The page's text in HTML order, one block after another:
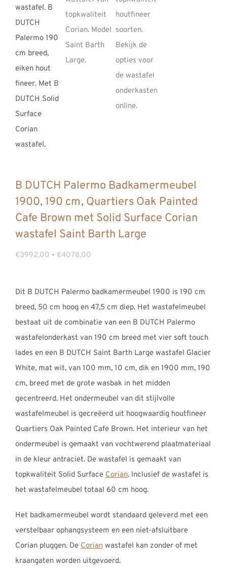
B DUTCH Palermo Badkamermeubel
1900, 190 cm, Quartiers Oak Painted
Cafe Brown met Solid Surface Corian
wastafel Saint Barth Large
€3992,00 - €4078,00
Dit B DUTCH Palermo badkamermeubel 1900 is 190 cm
breed, 50 cm hoog en 47,5 cm diep. Het wastafelmeubel
bestaat uit de combinatie van een B DUTCH Palermo
wastafelonderkast van 190 cm breed met vier soft touch
lades en een B DUTCH Saint Barth Large wastafel Glacier
White, mat wit, van 100 mm, 10 cm, dik en 1900 mm, 190
cm, breed met de grote wasbak in het midden
gecentreerd. Het ondermeubel van dit stijlvolle
wastafelmeubel is gecreëerd uit hoogwaardig houtfineer
Quartiers Oak Painted Cafe Brown. Het interieur van het
ondermeubel is gemaakt van vochtwerend plaatmateriaal
in de kleur antraciet. De wastafel is gemaakt van
topkwaliteit Solid Surface Corian. Inclusief de wastafel is
het wastafelmeubel totaal 60 cm hoog.
Het badkamermeubel wordt standaard geleverd met een
verstelbaar ophangsysteem en een niet-afsluitbare
Corian pluggen. De Corian wastafel kan zonder of met
kraangaten worden uitgevoerd.